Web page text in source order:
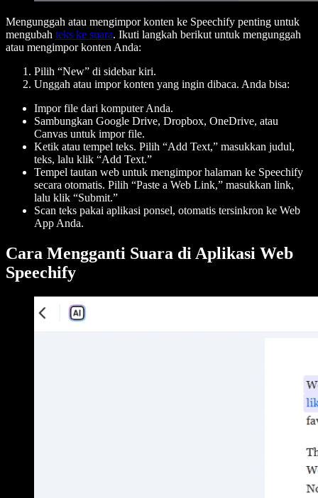
Mengunggah atau mengimpor konten ke Speechify penting untuk
mengubah teks ke suara. Ikuti langkah berikut untuk mengunggah
atau mengimpor konten Anda:
Pilih “New” di sidebar kiri.
Unggah atau impor konten yang ingin dibaca. Anda bisa:
Impor file dari komputer Anda.
Sambungkan Google Drive, Dropbox, OneDrive, atau
Canvas untuk impor file.
Ketik atau tempel teks. Pilih “Add Text,” masukkan judul,
teks, lalu klik “Add Text.”
Tempel tautan web untuk mengimpor halaman ke Speechify
secara otomatis. Pilih “Paste a Web Link,” masukkan link,
lalu klik “Submit.”
Scan teks pakai aplikasi ponsel, otomatis tersinkron ke Web
App Anda.
Cara Mengganti Suara di Aplikasi Web
Speechify